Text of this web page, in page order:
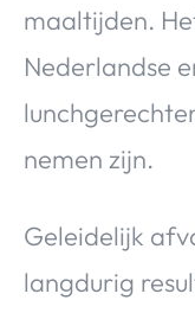
maaltijden.
Nederlandse
nemen zijn.
Geleidelijk
langdurig